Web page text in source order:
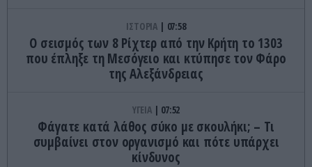
ΙΣΤΟΡΙΑ 07:58
Ο σεισμός των 8 Ρίχτερ από την Κρήτη το 1303
που έπληξε τη Μεσόγειο και κτύπησε τον Φάρο
της Αλεξάνδρειας
ΥΓΕΙΑ 07:52
Φάγατε κατά λάθος σύκο με σκουλήκι; – Τι
συμβαίνει στον οργανισμό και πότε υπάρχει
κίνδυνος